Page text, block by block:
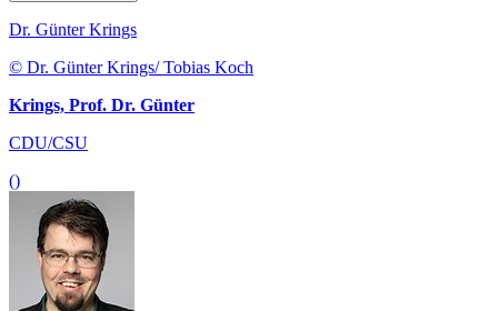
Dr. Günter Krings
© Dr. Günter Krings/ Tobias Koch
Krings, Prof. Dr. Günter
CDU/CSU
()